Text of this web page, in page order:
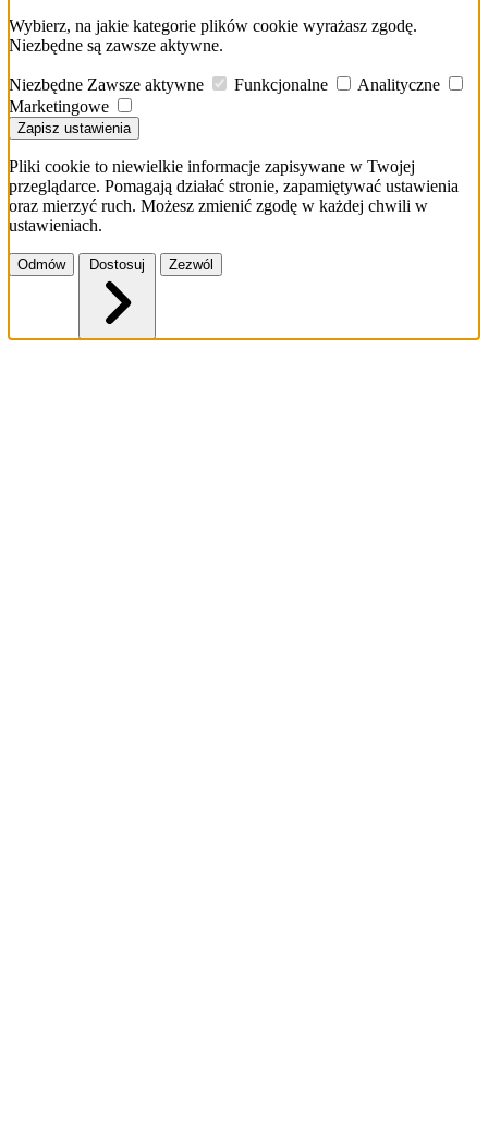
Wybierz, na jakie kategorie plików cookie wyrażasz zgodę.
Niezbędne są zawsze aktywne.
Niezbędne Zawsze aktywne Funkcjonalne
Analityczne
Marketingowe
Zapisz ustawienia
Pliki cookie to niewielkie informacje zapisywane w Twojej
przeglądarce. Pomagają działać stronie, zapamiętywać ustawienia
oraz mierzyć ruch. Możesz zmienić zgodę w każdej chwili w
ustawieniach.
Odmów Zezwól